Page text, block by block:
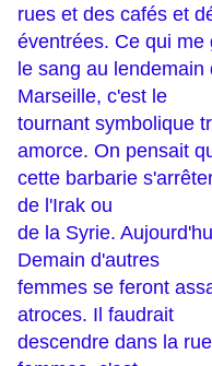
rues et des cafés et
éventrées. Ce qui me
le sang au
Marseille, c'est le
tournant symbolique
amorce. On pensait
cette barbarie
de l'Irak ou
de la Syrie.
Demain d'autres
femmes se feront
atroces. Il faudrait
descendre dans la